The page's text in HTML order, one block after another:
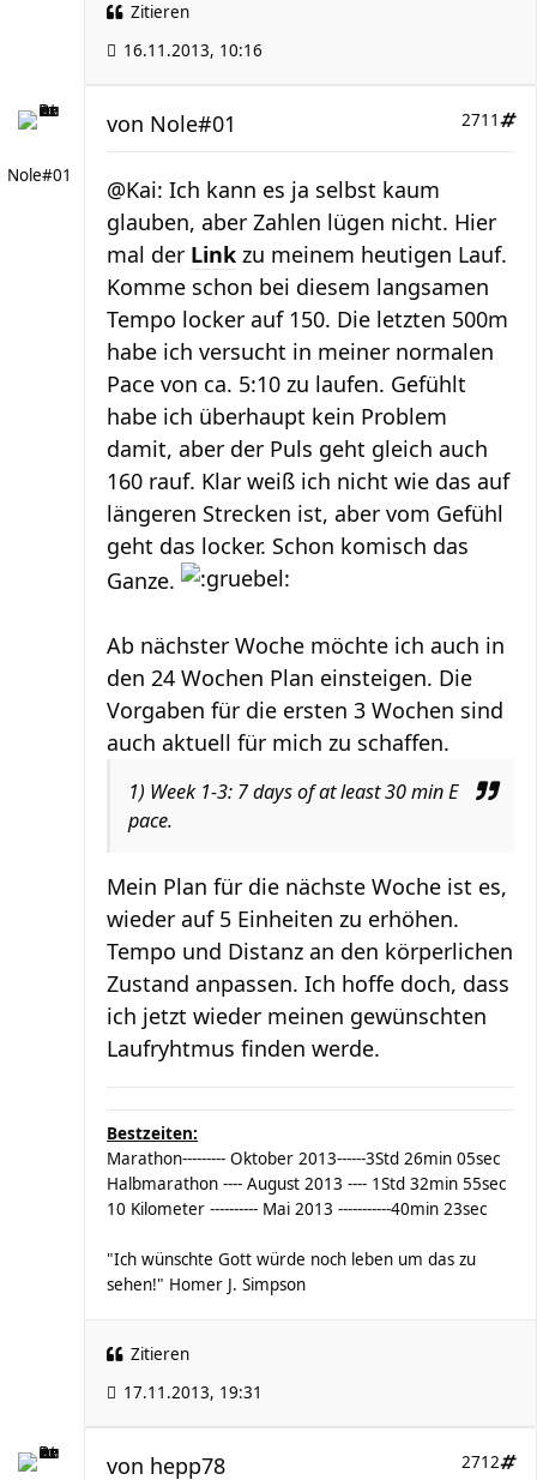
Zitieren
16.11.2013, 10:16
Nole#01
2711
von Nole#01
@Kai: Ich kann es ja selbst kaum
glauben, aber Zahlen lügen nicht. Hier
mal der Link zu meinem heutigen Lauf.
Komme schon bei diesem langsamen
Tempo locker auf 150. Die letzten 500m
habe ich versucht in meiner normalen
Pace von ca. 5:10 zu laufen. Gefühlt
habe ich überhaupt kein Problem
damit, aber der Puls geht gleich auch
160 rauf. Klar weiß ich nicht wie das auf
längeren Strecken ist, aber vom Gefühl
geht das locker. Schon komisch das
Ganze.
Ab nächster Woche möchte ich auch in
den 24 Wochen Plan einsteigen. Die
Vorgaben für die ersten 3 Wochen sind
auch aktuell für mich zu schaffen.
1) Week 1-3: 7 days of at least 30 min E
pace.
Mein Plan für die nächste Woche ist es,
wieder auf 5 Einheiten zu erhöhen.
Tempo und Distanz an den körperlichen
Zustand anpassen. Ich hoffe doch, dass
ich jetzt wieder meinen gewünschten
Laufryhtmus finden werde.
Bestzeiten:
Marathon--------- Oktober 2013------3Std 26min 05sec
Halbmarathon ---- August 2013 ---- 1Std 32min 55sec
10 Kilometer ---------- Mai 2013 -----------40min 23sec
"Ich wünschte Gott würde noch leben um das zu
sehen!" Homer J. Simpson
Zitieren
17.11.2013, 19:31
2712
von hepp78